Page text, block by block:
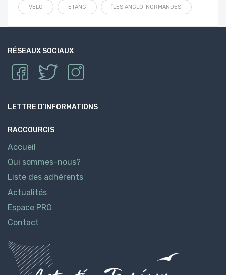
VÉLO ÉTANG ÎLES ANGLO-NORMANDES
RÉSEAUX SOCIAUX
LETTRE D’INFORMATIONS
RACCOURCIS
Accueil
Qui sommes-nous?
Liste des adhérents
Actualités
Espace PRO
Contact